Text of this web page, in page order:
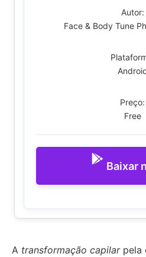
Autor:
Face & Body Tune
Preço:
Free
Baixar
A transformação capilarpela